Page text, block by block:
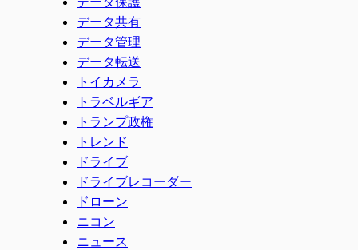
データ共有
データ管理
データ転送
トイカメラ
トラベルギア
トランプ政権
トレンド
ドライブ
ドライブレコーダー
ドローン
ニコン
ニュース